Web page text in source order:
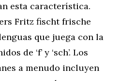
esta característica.
Fritz fischt frische
que juega con la
de ‘f’ y ‘sch’. Los
a menudo incluyen